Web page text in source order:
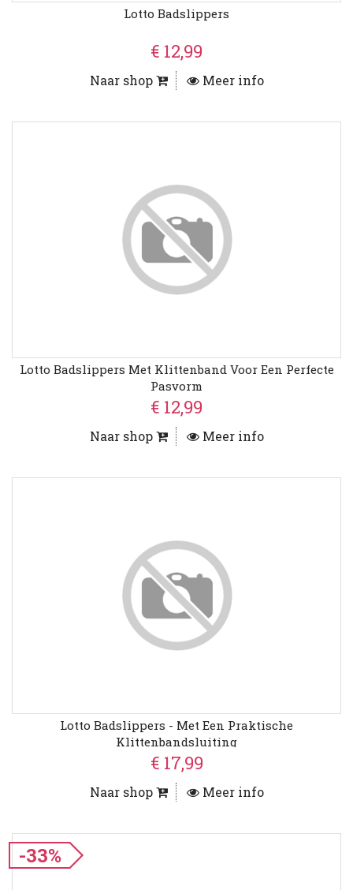
Lotto Badslippers
€ 12,99
Naar shop Meer info
Lotto Badslippers Met Klittenband Voor Een Perfecte
Pasvorm
€ 12,99
Naar shop Meer info
Lotto Badslippers - Met Een Praktische
Klittenbandsluiting
€ 17,99
Naar shop Meer info
-33%